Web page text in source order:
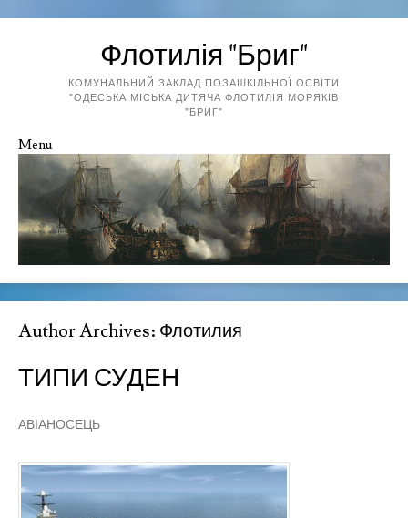
Флотилія "Бриг"
КОМУНАЛЬНИЙ ЗАКЛАД ПОЗАШКІЛЬНОЇ ОСВІТИ
"ОДЕСЬКА МІСЬКА ДИТЯЧА ФЛОТИЛІЯ МОРЯКІВ
"БРИГ"
Menu
Skip to content
Author Archives: Флотилия
ТИПИ СУДЕН
АВІАНОСЕЦЬ